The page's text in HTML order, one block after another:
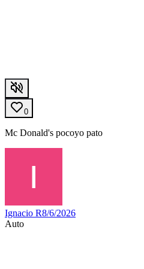
0
Mc Donald's pocoyo pato
Ignacio R8/6/2026
Auto